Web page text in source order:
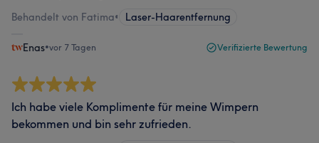
Behandelt von Fatima• Laser-Haarentfernung
Enas•vor 7 Tagen Verifizierte Bewertung
Ich habe viele Komplimente für meine Wimpern
bekommen und bin sehr zufrieden.